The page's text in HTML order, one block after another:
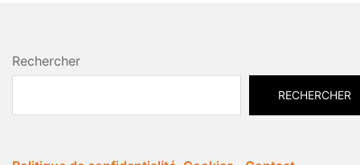
Rechercher
RECHERCHER